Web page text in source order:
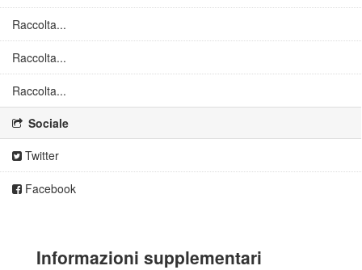
Raccolta...
Raccolta...
Raccolta...
Sociale
Twitter
Facebook
Informazioni supplementari